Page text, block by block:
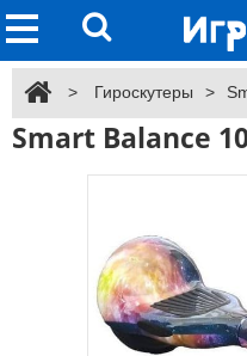
> Гироскутеры >
Smart Balance